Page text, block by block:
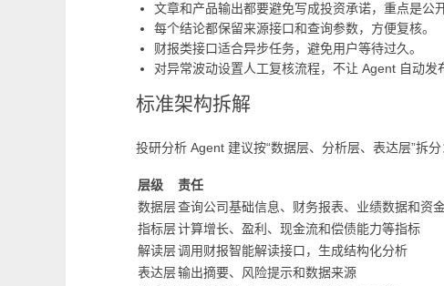
文章和产品输出都要避免写成投资承诺，重点是公
每个结论都保留来源接口和查询参数，方便复核。
财报类接口适合异步任务，避免用户等待过久。
对异常波动设置人工复核流程，不让 Agent 自动发
标准架构拆解
投研分析 Agent 建议按“数据层、分析层、表达层”拆分
层级
责任
数据层查询公司基础信息、财务报表、业绩数据和资
指标层计算增长、盈利、现金流和偿债能力等指标
解读层调用财报智能解读接口，生成结构化分析
表达层输出摘要、风险提示和数据来源